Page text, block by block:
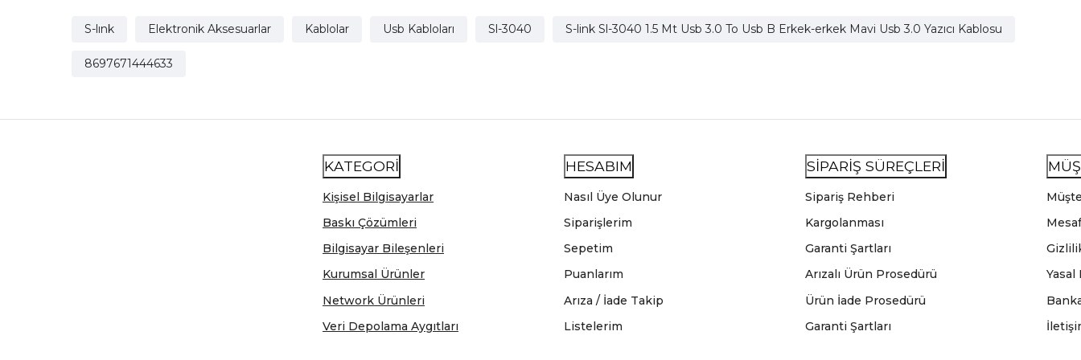
S-lınk Elektronik Aksesuarlar Kablolar Usb Kabloları Sl-3040 S-link Sl-3040 1.5 Mt Usb 3.0 To Usb B Erkek-erkek Mavi Usb 3.0 Yazıcı Kablosu
8697671444633
KATEGORİ
Kişisel Bilgisayarlar
Baskı Çözümleri
Bilgisayar Bileşenleri
Kurumsal Ürünler
Network Ürünleri
Veri Depolama Aygıtları
HESABIM
Nasıl Üye Olunur
Siparişlerim
Sepetim
Puanlarım
Arıza / İade Takip
Listelerim
SİPARİŞ SÜREÇLERİ
Sipariş Rehberi
Kargolanması
Garanti Şartları
Arızalı Ürün Prosedürü
Ürün İade Prosedürü
Garanti Şartları
Yasal